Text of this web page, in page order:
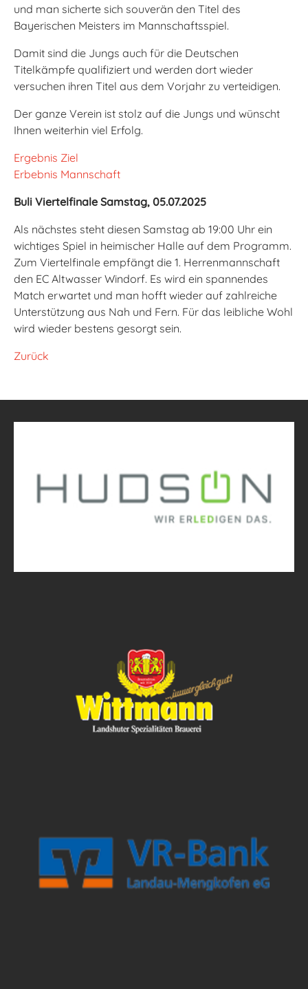
und man sicherte sich souverän den Titel des
Bayerischen Meisters im Mannschaftsspiel.
Damit sind die Jungs auch für die Deutschen
Titelkämpfe qualifiziert und werden dort wieder
versuchen ihren Titel aus dem Vorjahr zu verteidigen.
Der ganze Verein ist stolz auf die Jungs und wünscht
Ihnen weiterhin viel Erfolg.
Ergebnis Ziel
Erbebnis Mannschaft
Buli Viertelfinale Samstag, 05.07.2025
Als nächstes steht diesen Samstag ab 19:00 Uhr ein
wichtiges Spiel in heimischer Halle auf dem Programm.
Zum Viertelfinale empfängt die 1. Herrenmannschaft
den EC Altwasser Windorf. Es wird ein spannendes
Match erwartet und man hofft wieder auf zahlreiche
Unterstützung aus Nah und Fern. Für das leibliche Wohl
wird wieder bestens gesorgt sein.
Zurück